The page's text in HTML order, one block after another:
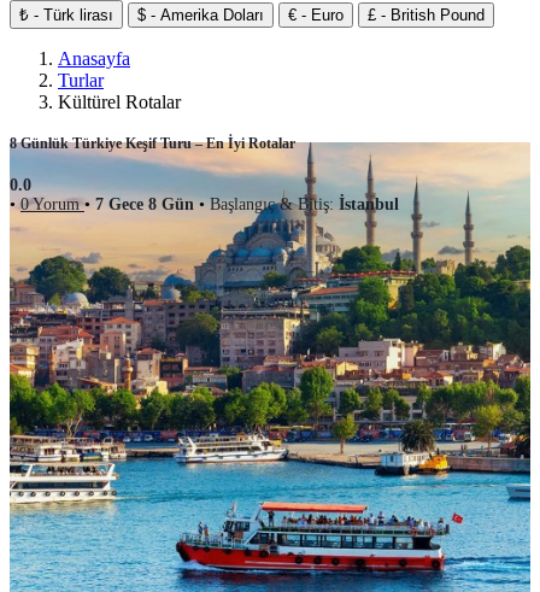
₺ - Türk lirası $ - Amerika Doları € - Euro £ - British Pound
Anasayfa
Turlar
Kültürel Rotalar
8 Günlük Türkiye Keşif Turu – En İyi Rotalar
0.0
• 0 Yorum • 7 Gece 8 Gün • Başlangıç & Bitiş: İstanbul